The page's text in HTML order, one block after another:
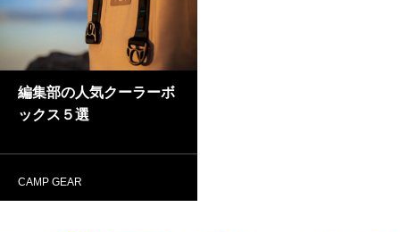
編集部の人気クーラーボ
ックス５選
CAMP GEAR